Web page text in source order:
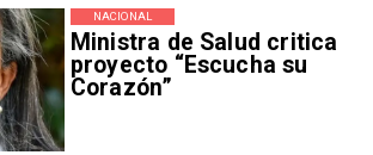
Ministra de Salud critica
proyecto “Escucha su
Corazón”
NACIONAL